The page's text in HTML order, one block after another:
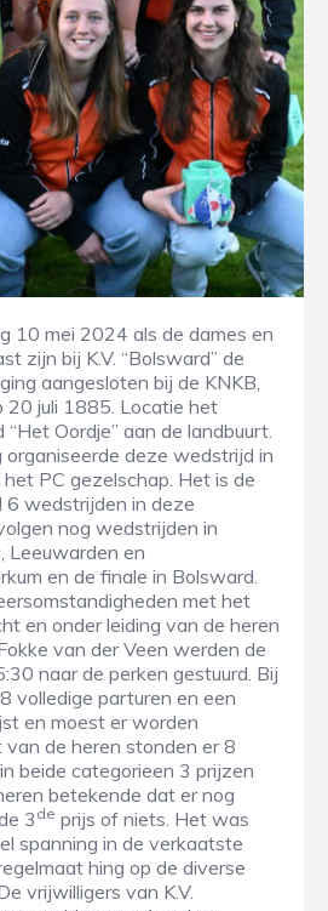
10 mei 2024 als de dames en
zijn bij K.V. “Bolsward” de
aangesloten bij de KNKB,
20 juli 1885. Locatie het
Oordje” aan de landbuurt.
deze wedstrijd in
PC gezelschap. Het is de
wedstrijden in deze
nog wedstrijden in
Leeuwarden en
en de finale in Bolsward.
met het
en onder leiding van de heren
van der Veen werden de
naar de perken gestuurd. Bij
volledige parturen en een
en moest er worden
van de heren stonden er 8
beide categorieen 3 prijzen
betekende dat er nog
3 de prijs of niets. Het was
spanning in de verkaatste
hing op de diverse
vrijwilligers van K.V.